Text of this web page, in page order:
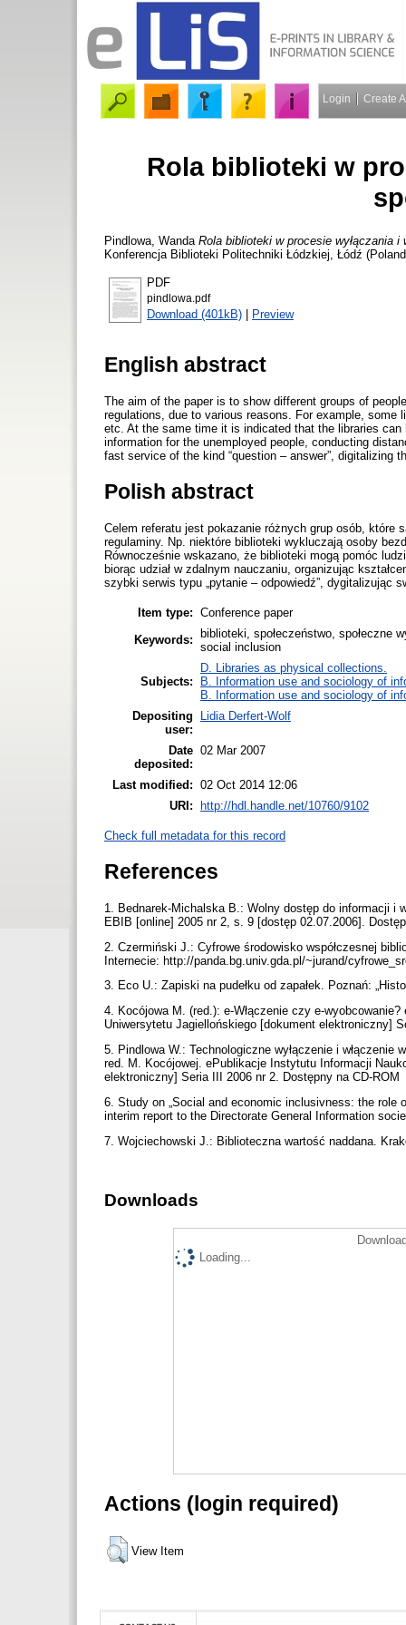
Login Create
Rola biblioteki w
Pindlowa, Wanda Rola biblioteki w procesie wyłączania i
Konferencja Biblioteki Politechniki Łódzkiej, Łódź
PDF
pindlowa.pdf
Download (401kB) | Preview
English abstract
The aim of the paper is to show different groups of
regulations, due to various reasons. For example, some
etc. At the same time it is indicated that the libraries
information for the unemployed people, conducting
fast service of the kind “question – answer”, digitalizing
Polish abstract
Celem referatu jest pokazanie różnych grup osób, które
regulaminy. Np. niektóre biblioteki wykluczają osoby
Równocześnie wskazano, że biblioteki mogą pomóc
biorąc udział w zdalnym nauczaniu, organizując
szybki serwis typu „pytanie – odpowiedź”, dygitalizując
Item type: Conference paper
Keywords:
biblioteki, społeczeństwo, społeczne
social inclusion
Subjects:
D. Libraries as physical collections.
B. Information use and sociology of
B. Information use and sociology of
Depositing
user:
Lidia Derfert-Wolf
Date
deposited:
02 Mar 2007
Last modified: 02 Oct 2014 12:06
URI:
http://hdl.handle.net/10760/9102
Check full metadata for this record
References
1. Bednarek-Michalska B.: Wolny dostęp do informacji
EBIB [online] 2005 nr 2, s. 9 [dostęp 02.07.2006].
2. Czermiński J.: Cyfrowe środowisko współczesnej
Internecie: http://panda.bg.univ.gda.pl/~jurand/
3. Eco U.: Zapiski na pudełku od zapałek. Poznań:
4. Kocójowa M. (red.): e-Włączenie czy e-
Uniwersytetu Jagiellońskiego [dokument elektroniczny]
5. Pindlowa W.: Technologiczne wyłączenie i włączenie
red. M. Kocójowej. ePublikacje Instytutu Informacji
elektroniczny] Seria III 2006 nr 2. Dostępny na CD-ROM
6. Study on „Social and economic inclusivness: the role
interim report to the Directorate General Information
7. Wojciechowski J.: Biblioteczna wartość naddana.
Downloads
Loading...
Actions (login required)
View Item